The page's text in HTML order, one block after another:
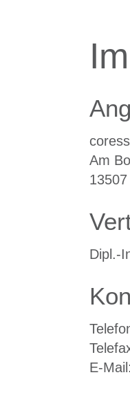
Am
Dipl.-
E-Mail: